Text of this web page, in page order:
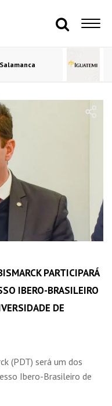
PARTICIPARÁ
IBERO-BRASILEIRO
DE
(PDT) será um dos
Ibero-Brasileiro de